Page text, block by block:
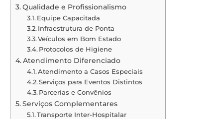
Qualidade e Profissionalismo
Equipe Capacitada
Infraestrutura de Ponta
Veículos em Bom Estado
Protocolos de Higiene
Atendimento Diferenciado
Atendimento a Casos Especiais
Serviços para Eventos Distintos
Parcerias e Convênios
Serviços Complementares
Transporte Inter-Hospitalar